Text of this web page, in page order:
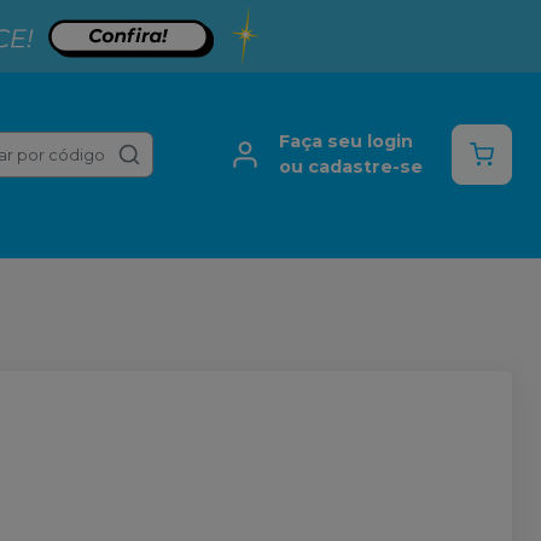
por código
Faça seu login
ou cadastre-se